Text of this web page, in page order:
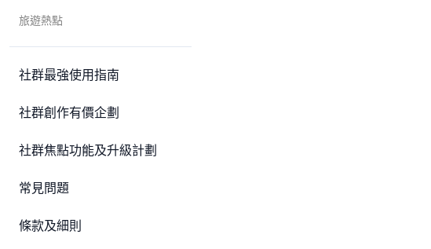
旅遊熱點
社群最強使用指南
社群創作有價企劃
社群焦點功能及升級計劃
常見問題
條款及細則